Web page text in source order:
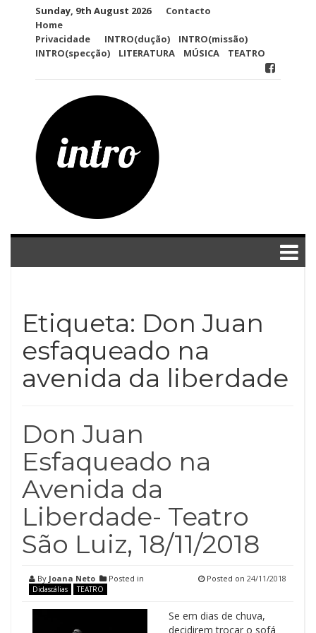
Sunday, 9th August 2026
Contacto
Home
Privacidade
INTRO(dução)
INTRO(missão)
INTRO(specção)
LITERATURA MÚSICA TEATRO
Etiqueta: Don Juan
esfaqueado na
avenida da liberdade
Don Juan
Esfaqueado na
Avenida da
Liberdade- Teatro
São Luiz, 18/11/2018
By Joana Neto Posted in
Didascálias TEATRO
Posted on 24/11/2018
Se em dias de chuva,
decidirem trocar o sofá